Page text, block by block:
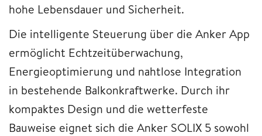
hohe Lebensdauer und Sicherheit.
Die intelligente Steuerung über die Anker App
ermöglicht Echtzeitüberwachung,
Energieoptimierung und nahtlose Integration
in bestehende Balkonkraftwerke. Durch ihr
kompaktes Design und die wetterfeste
Bauweise eignet sich die Anker SOLIX 5 sowohl